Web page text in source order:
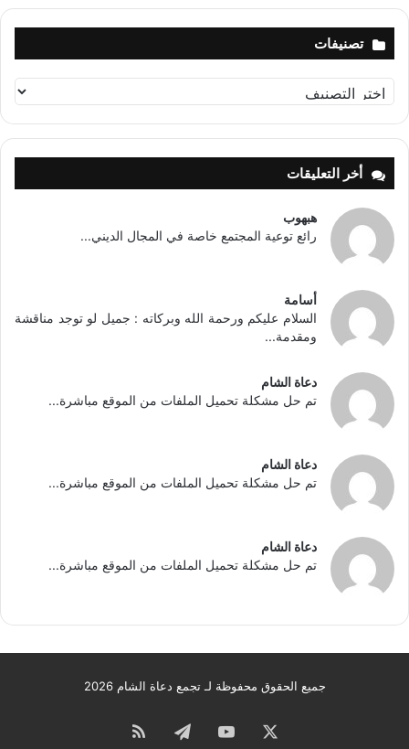
تصنيفات
تصنيفات
أخر التعليقات
هبهوب
رائع توعية المجتمع خاصة في المجال الديني...
أسامة
السلام عليكم ورحمة الله وبركاته : جميل لو توجد مناقشة
ومقدمة...
دعاة الشام
تم حل مشكلة تحميل الملفات من الموقع مباشرة...
دعاة الشام
تم حل مشكلة تحميل الملفات من الموقع مباشرة...
دعاة الشام
تم حل مشكلة تحميل الملفات من الموقع مباشرة...
جميع الحقوق محفوظة لـ تجمع دعاة الشام 2026
‫YouTubeتيلقرامملخص